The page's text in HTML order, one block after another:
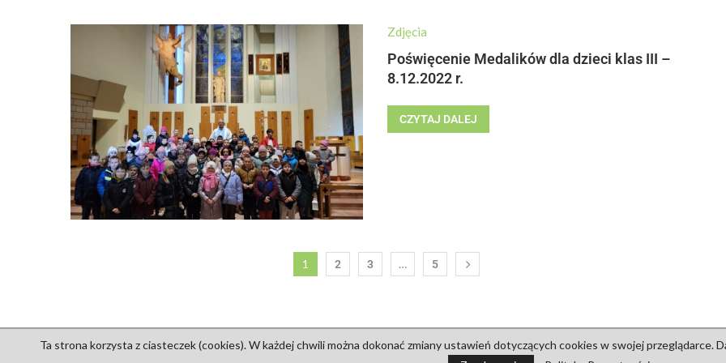
Zdjęcia
Poświęcenie Medalików dla dzieci klas III –
8.12.2022 r.
CZYTAJ DALEJ
1 2 3 … 5
Copyright © Parafia p.w. św. Józefa Rzemieślnika w Nowej Soli. Wszelkie prawa zastrzeżone. Designed
Ta strona korzysta z ciasteczek (cookies). W każdej chwili można dokonać zmiany ustawień dotyczących cookies w swojej przeglądarce.